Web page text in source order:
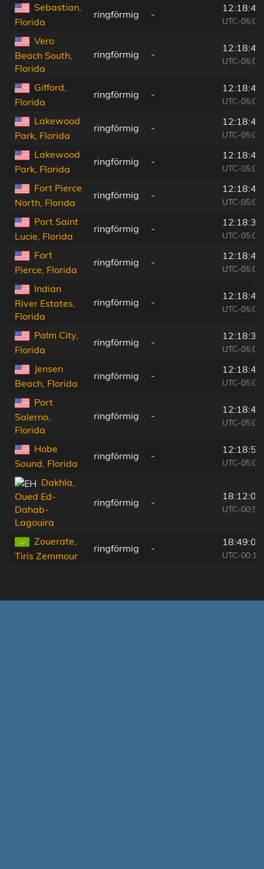
Sebastian,
Florida
ringförmig -
12:18:48
UTC-05:00
Vero
Beach South,
Florida
ringförmig -
12:18:44
UTC-05:00
Gifford,
Florida
ringförmig -
12:18:49
UTC-05:00
Lakewood
Park, Florida
ringförmig -
12:18:40
UTC-05:00
Lakewood
Park, Florida
ringförmig -
12:18:40
UTC-05:00
Fort Pierce
North, Florida
ringförmig -
12:18:43
UTC-05:00
Port Saint
Lucie, Florida
ringförmig -
12:18:31
UTC-05:00
Fort
Pierce, Florida
ringförmig -
12:18:47
UTC-05:00
Indian
River Estates,
Florida
ringförmig -
12:18:43
UTC-05:00
Palm City,
Florida
ringförmig -
12:18:36
UTC-05:00
Jensen
Beach, Florida
ringförmig -
12:18:49
UTC-05:00
Port
Salerno,
Florida
ringförmig -
12:18:46
UTC-05:00
Hobe
Sound, Florida
ringförmig -
12:18:52
UTC-05:00
Dakhla,
Oued Ed-
Dahab-
Lagouira
ringförmig -
18:12:07
UTC-00:52
Zouerate,
Tiris Zemmour
ringförmig -
18:49:02
UTC-00:16